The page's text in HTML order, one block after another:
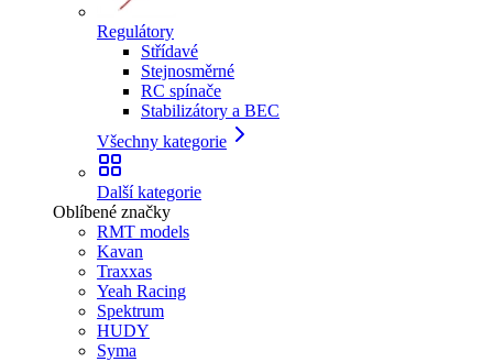
Regulátory
Střídavé
Stejnosměrné
RC spínače
Stabilizátory a BEC
Všechny kategorie
Další kategorie
Oblíbené značky
RMT models
Kavan
Traxxas
Yeah Racing
Spektrum
HUDY
Syma